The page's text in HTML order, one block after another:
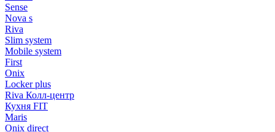
Sense
Nova s
Riva
Slim system
Mobile system
First
Onix
Locker plus
Riva Колл-центр
Кухня FIT
Maris
Onix direct